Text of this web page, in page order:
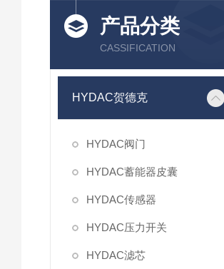
产品分类
CASSIFICATION
HYDAC贺德克
HYDAC阀门
HYDAC蓄能器皮囊
HYDAC传感器
HYDAC压力开关
HYDAC滤芯